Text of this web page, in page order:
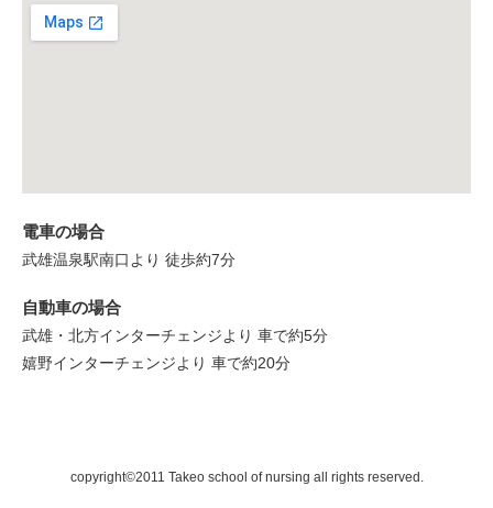
電車の場合
武雄温泉駅南口より 徒歩約7分
自動車の場合
武雄・北方インターチェンジより 車で約5分
嬉野インターチェンジより 車で約20分
copyright©2011 Takeo school of nursing all rights reserved.